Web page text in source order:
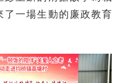
了一場生動的廉政教育